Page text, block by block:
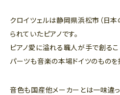
クロイツェルは静岡県浜松市（日
られていたピアノです。
ピアノ愛に溢れる職人が手で創る
パーツも音楽の本場ドイツのものを
音色も国産他メーカーとは一味違